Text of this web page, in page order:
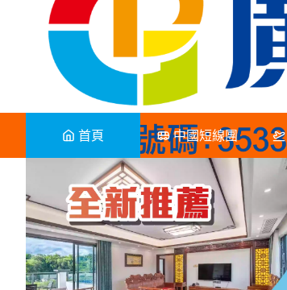
首頁 中國短線團